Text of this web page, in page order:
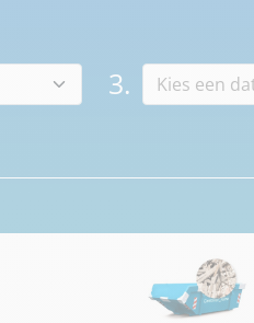
3.